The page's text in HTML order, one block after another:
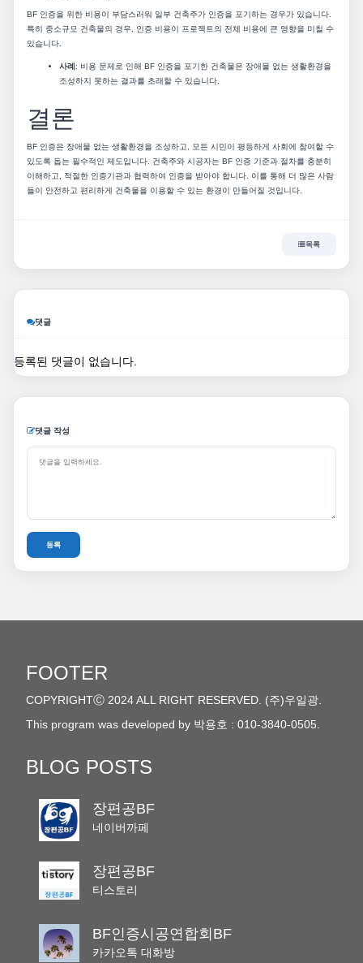
BF 인증을 위한 비용이 부담스러워 일부 건축주가 인증을 포기하는 경우가 있습니다.
특히 중소규모 건축물의 경우, 인증 비용이 프로젝트의 전체 비용에 큰 영향을 미칠 수
있습니다.
사례: 비용 문제로 인해 BF 인증을 포기한 건축물은 장애물 없는 생활환경을
조성하지 못하는 결과를 초래할 수 있습니다.
결론
BF 인증은 장애물 없는 생활환경을 조성하고, 모든 시민이 평등하게 사회에 참여할 수
있도록 돕는 필수적인 제도입니다. 건축주와 시공자는 BF 인증 기준과 절차를 충분히
이해하고, 적절한 인증기관과 협력하여 인증을 받아야 합니다. 이를 통해 더 많은 사람
들이 안전하고 편리하게 건축물을 이용할 수 있는 환경이 만들어질 것입니다.
목록
댓글
등록된 댓글이 없습니다.
댓글 작성
FOOTER
COPYRIGHTⒸ 2024 ALL RIGHT RESERVED. (주)우일광.
This program was developed by 박용호 : 010-3840-0505.
BLOG POSTS
장편공BF
네이버까페
장편공BF
티스토리
BF인증시공연합회BF
카카오톡 대화방